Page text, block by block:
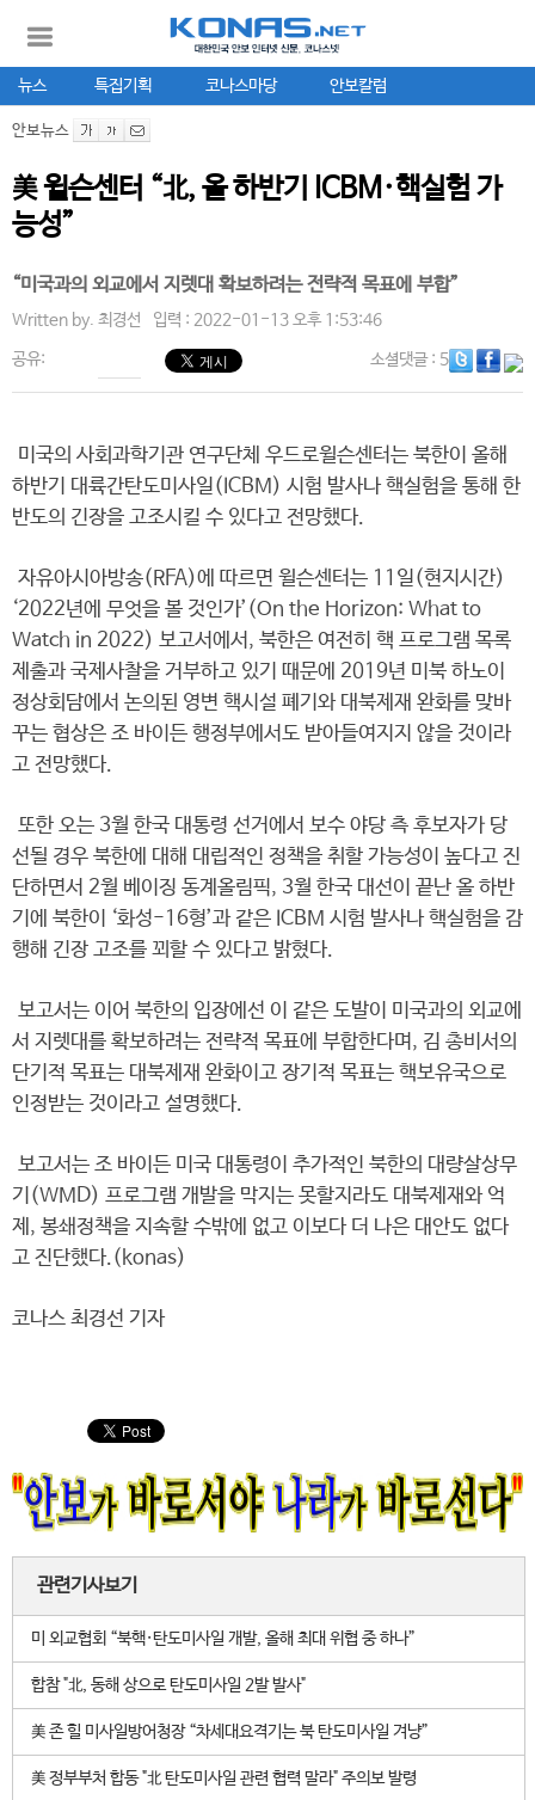
뉴스 특집기획 코나스마당 안보칼럼
안보뉴스
美 윌슨센터 “北, 올 하반기 ICBM·핵실험 가
능성”
“미국과의 외교에서 지렛대 확보하려는 전략적 목표에 부합”
Written by. 최경선 입력 : 2022-01-13 오후 1:53:46
공유: 소셜댓글: 5
미국의 사회과학기관 연구단체 우드로윌슨센터는 북한이 올해
하반기 대륙간탄도미사일(ICBM) 시험 발사나 핵실험을 통해 한
반도의 긴장을 고조시킬 수 있다고 전망했다.
자유아시아방송(RFA)에 따르면 윌슨센터는 11일(현지시간)
‘2022년에 무엇을 볼 것인가’(On the Horizon: What to
Watch in 2022) 보고서에서, 북한은 여전히 핵 프로그램 목록
제출과 국제사찰을 거부하고 있기 때문에 2019년 미북 하노이
정상회담에서 논의된 영변 핵시설 폐기와 대북제재 완화를 맞바
꾸는 협상은 조 바이든 행정부에서도 받아들여지지 않을 것이라
고 전망했다.
또한 오는 3월 한국 대통령 선거에서 보수 야당 측 후보자가 당
선될 경우 북한에 대해 대립적인 정책을 취할 가능성이 높다고 진
단하면서 2월 베이징 동계올림픽, 3월 한국 대선이 끝난 올 하반
기에 북한이 ‘화성-16형’과 같은 ICBM 시험 발사나 핵실험을 감
행해 긴장 고조를 꾀할 수 있다고 밝혔다.
보고서는 이어 북한의 입장에선 이 같은 도발이 미국과의 외교에
서 지렛대를 확보하려는 전략적 목표에 부합한다며, 김 총비서의
단기적 목표는 대북제재 완화이고 장기적 목표는 핵보유국으로
인정받는 것이라고 설명했다.
보고서는 조 바이든 미국 대통령이 추가적인 북한의 대량살상무
기(WMD) 프로그램 개발을 막지는 못할지라도 대북제재와 억
제, 봉쇄정책을 지속할 수밖에 없고 이보다 더 나은 대안도 없다
고 진단했다.(konas)
코나스 최경선 기자
관련기사보기
미 외교협회 “북핵·탄도미사일 개발, 올해 최대 위협 중 하나”
합참 "北, 동해 상으로 탄도미사일 2발 발사"
美 존 힐 미사일방어청장 “차세대요격기는 북 탄도미사일 겨냥”
美 정부부처 합동 "北 탄도미사일 관련 협력 말라" 주의보 발령